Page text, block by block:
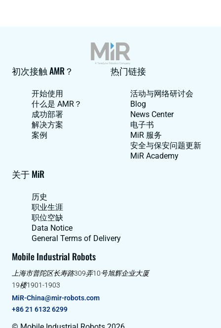
初次接触 AMR？
开始使用
什么是 AMR？
成功部署
解决方案
案例
热门链接
活动与网络研讨会
Blog
News Center
电子书
MiR 服务
安全与保安问题更新
MiR Academy
关于 MiR
历史
职业生涯
职位空缺
Data Notice
General Terms of Delivery
Mobile Industrial Robots
上海市普陀区长寿路309弄10号旭辉企业大厦
19楼1901-1903
MiR-China@mir-robots.com
+86 21 6132 6299